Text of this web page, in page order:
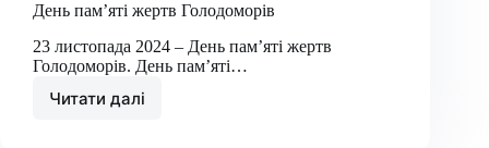
День пам’яті жертв Голодоморів
23 листопада 2024 – День пам’яті жертв
Голодоморів. День пам’яті…
Читати далі
День